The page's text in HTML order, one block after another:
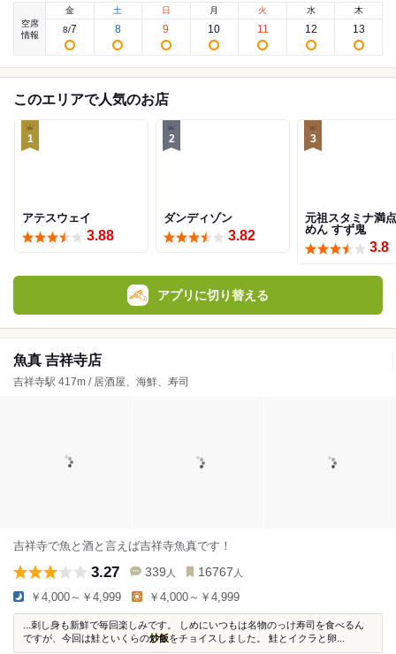
空席
情報
金
8/7
土
8
日
9
月
10
火
11
水
12
木
13
このエリアで人気のお店
1
アテスウェイ
3.88
2
ダンディゾン
3.82
3
元祖スタミナ満
めん すず鬼
3.8
アプリに切り替える
魚真 吉祥寺店
吉祥寺駅 417m / 居酒屋、海鮮、寿司
吉祥寺で魚と酒と言えば吉祥寺魚真です！
3.27 339 人 16767 人
￥4,000～￥4,999 ￥4,000～￥4,999
...刺し身も新鮮で毎回楽しみです。 しめにいつもは名物のっけ寿司を食べるん
ですが、今回は鮭といくらの炒飯をチョイスしました。 鮭とイクラと卵...